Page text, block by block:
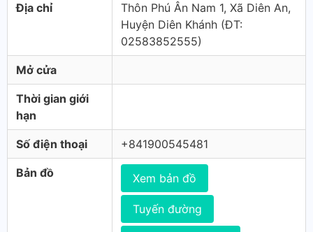
Địa chỉ
Thôn Phú Ân Nam 1, Xã Diên An,
Huyện Diên Khánh (ÐT:
02583852555)
Mở cửa
Thời gian giới
hạn
Số điện thoại +841900545481
Bản đồ Xem bản đồ
Tuyến đường